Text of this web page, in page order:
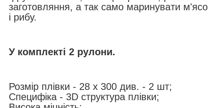
заготовляння, а так само маринувати м'ясо
і рибу.
У комплекті 2 рулони.
Розмір плівки - 28 х 300 див. - 2 шт;
Специфіка - 3D структура плівки;